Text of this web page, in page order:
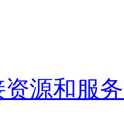
源和服